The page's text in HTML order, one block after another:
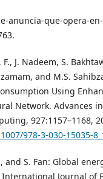
anuncia-que-opera-
J. Nadeem, S.
and M.S.
Using
Network. Advances
927:1157–1168,
978-3-030-15035-
and S. Fan: Global
Journal of